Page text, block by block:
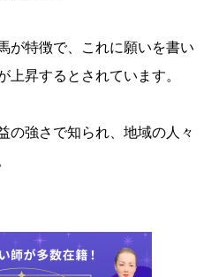
が特徴で、これに願いを書い
上昇するとされています。
の強さで知られ、地域の人々